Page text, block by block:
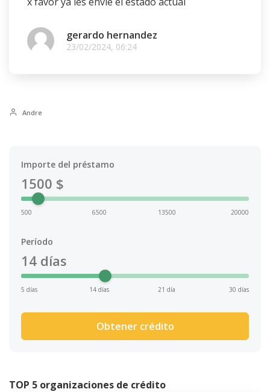
gerardo hernandez
23/02/2024, 06:24
Andre
Importe del préstamo
1500 $
500 6500 13500 20000
Período
14 días
5 días 14 días 21 día 30 días
Obtener crédito
TOP 5 organizaciones de crédito